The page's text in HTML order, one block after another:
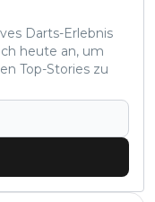
Darts-Erlebnis
heute an, um
Top-Stories zu